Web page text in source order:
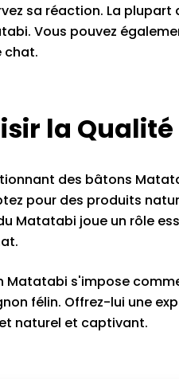
sa réaction. La
Vous pouvez
chat.
la
des bâtons
pour des produits
Matatabi joue un rôle
Matatabi s'impose
félin. Offrez-lui une
naturel et captivant.